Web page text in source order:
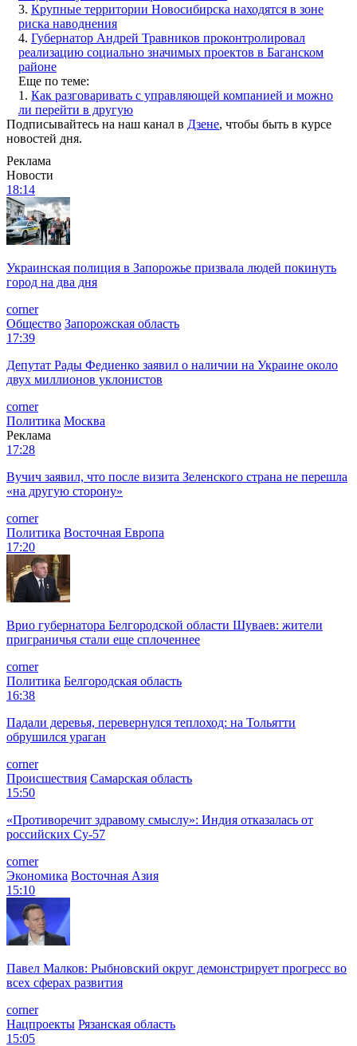
3. Крупные территории Новосибирска находятся в зоне
риска наводнения
4. Губернатор Андрей Травников проконтролировал
реализацию социально значимых проектов в Баганском
районе
Еще по теме:
1. Как разговаривать с управляющей компанией и можно
ли перейти в другую
Подписывайтесь на наш канал в Дзене, чтобы быть в курсе
новостей дня.
Реклама
Новости
18:14
Украинская полиция в Запорожье призвала людей покинуть
город на два дня
corner
Общество Запорожская область
17:39
Депутат Рады Федиенко заявил о наличии на Украине около
двух миллионов уклонистов
corner
Политика Москва
Реклама
17:28
Вучич заявил, что после визита Зеленского страна не перешла
«на другую сторону»
corner
Политика Восточная Европа
17:20
Врио губернатора Белгородской области Шуваев: жители
приграничья стали еще сплоченнее
corner
Политика Белгородская область
16:38
Падали деревья, перевернулся теплоход: на Тольятти
обрушился ураган
corner
Происшествия Самарская область
15:50
«Противоречит здравому смыслу»: Индия отказалась от
российских Су-57
corner
Экономика Восточная Азия
15:10
Павел Малков: Рыбновский округ демонстрирует прогресс во
всех сферах развития
corner
Нацпроекты Рязанская область
15:05